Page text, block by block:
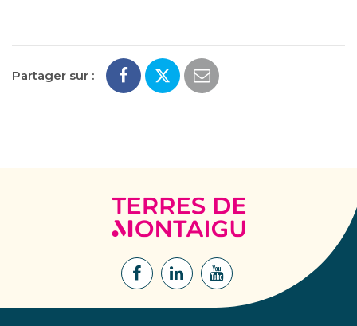
Partager sur :
Terres
de
Montaigu
Lien
Lien
Lien